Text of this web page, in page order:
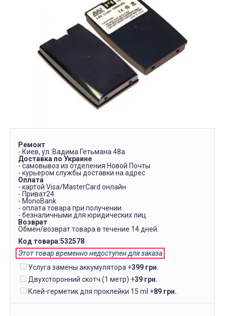
Ремонт
- Киев, ул. Вадима Гетьмана 48а
Доставка по Украине
- самовывоз из отделения Новой Почты
- курьером службы доставки на адрес
Оплата
- картой Visa/MasterCard онлайн
- Приват24
- MonoBank
- оплата товара при получении
- безналичными для юридических лиц
Возврат
Обмен/возврат товара в течение 14 дней.
Код товара:532578
Этот товар временно недоступен для заказа
Услуга замены аккумулятора +399 грн.
Двухсторонний скотч (1 метр) +39 грн.
Клей-герметик для проклейки 15 ml +89 грн.